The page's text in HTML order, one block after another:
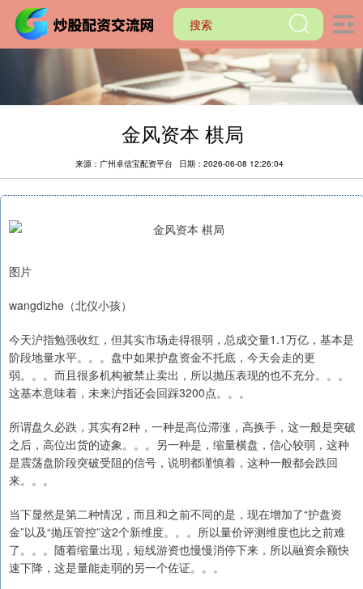
金风资本 棋局
来源：广州卓信宝配资平台 日期：2026-06-08 12:26:04
图片
wangdizhe（北仪小孩）
今天沪指勉强收红，但其实市场走得很弱，总成交量1.1万亿，基本是
阶段地量水平。。。盘中如果护盘资金不托底，今天会走的更
弱。。。而且很多机构被禁止卖出，所以抛压表现的也不充分。。。
这基本意味着，未来沪指还会回踩3200点。。。
所谓盘久必跌，其实有2种，一种是高位滞涨，高换手，这一般是突破
之后，高位出货的迹象。。。另一种是，缩量横盘，信心较弱，这种
是震荡盘阶段突破受阻的信号，说明都谨慎着，这种一般都会跌回
来。。。
当下显然是第二种情况，而且和之前不同的是，现在增加了“护盘资
金”以及“抛压管控”这2个新维度。。。所以量价评测维度也比之前难
了。。。随着缩量出现，短线游资也慢慢消停下来，所以融资余额快
速下降，这是量能走弱的另一个佐证。。。